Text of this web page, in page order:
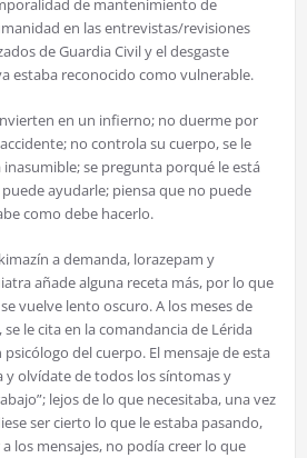
de mantenimiento de
en las entrevistas/revisiones
de Guardia Civil y el desgaste
estaba reconocido como vulnerable.
en un infierno; no duerme por
no controla su cuerpo, se le
inasumible; se pregunta porqué le está
ayudarle; piensa que no puede
como debe hacerlo.
a demanda, lorazepam y
añade alguna receta más, por lo que
vuelve lento oscuro. A los meses de
le cita en la comandancia de Lérida
del cuerpo. El mensaje de esta
y olvídate de todos los síntomas y
lejos de lo que necesitaba, una vez
ser cierto lo que le estaba pasando,
los mensajes, no podía creer lo que